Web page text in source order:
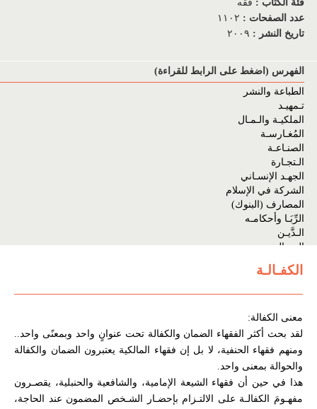
المكتبة
فئات الكتب
دور النشر
التواصل معنا
فئة الكتاب : فقه
عدد الصفحات : ١١٠٢
تاريخ النشر : ٢٠٠٩
الفهرس (اضغط على الرابط للقراءة)
الطباعة والنشر
تـمهيـد
الملكيـة والـمـال
المُغـارسـة
الصنـاعـة
الـتجـارة
الجهـد الإنسـاني
الشركة في الإسلام
المصارف (البنوك)
الرِّبَـا وأحكامـه
الـدَّيـن
الحـوالـة
الوديـعـة
الكفـالـة
الحـاكـم والحكم على الأشياء والأفعال
القضاء في الإسلام
الـحـدود
الـديـات
التعزير والأرش
المخـالفـات
الـعـفـو
الكفـالـة
معنى الكفالة:
لقد بحث أكثر الفقهاء الضمان والكفالة تحت عنوانٍ واحد وبمعنًى واحد..
ومنهم فقهاء الحنفية، لا بل إن فقهاء المالكية يعتبرون الضمان والكفالة
والحوالة بمعنى واحد.
هذا في حين أن فقهاء الشيعة الإمامية، والشافعية والحنبلية، يقصـرون
مفهـومَ الكفالـة على الالتـزام بإحضـار الشـخص المضمون عند الحاجة،